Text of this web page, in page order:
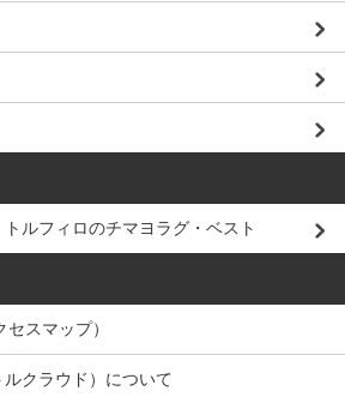
ルフィロのチマヨラグ・ベスト
スマップ）
クラウド）について